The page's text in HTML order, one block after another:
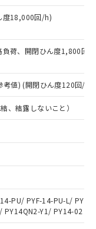
度18,000回/h)
荷、開閉ひん度1,800回/
考値) (開閉ひん度120回/
、結露しないこと）
PU/ PYF-14-PU-L/
PY14QN2-Y1/ PY14-02
当社販売拠
洩または開
。
ト作成サー
は、I-Web
いる必要が
て、当社
当社の製
との取
用すること
"個人情報
機器に対する
値を超える意
り、予定
ドするこ
有証明書
: 1000ppm
て有害物
な影響を
門へお問
、ミサイ
たはその他
に販売する
た当社は、
関係者が違
場合は、取
況につ
ロン制御
員にご確
庫状況の
機種